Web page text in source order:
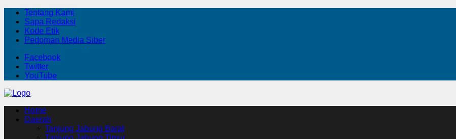
Tentang Kami
Sapa Redaksi
Kode Etik
Pedoman Media Siber
Facebook
Twitter
YouTube
Home
Daerah
Tanjung Jabung Barat